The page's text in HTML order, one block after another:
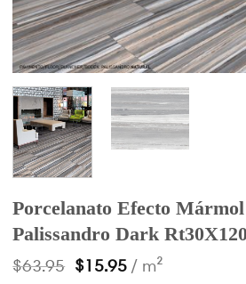
Porcelanato Efecto
Palissandro Dark Rt30X120
$63.95 $15.95 / m²